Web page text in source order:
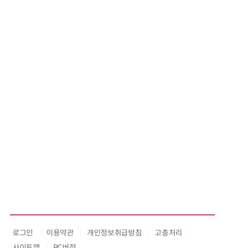
로그인 이용약관 개인정보취급방침
고충처리